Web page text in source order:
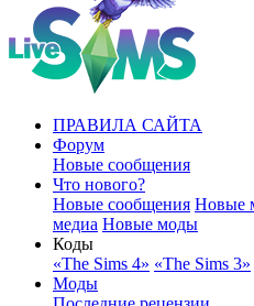
ПРАВИЛА САЙТА
Форум
Новые сообщения
Что нового?
Новые сообщения Новые
медиа Новые моды
Коды
«The Sims 4» «The Sims 3»
Моды